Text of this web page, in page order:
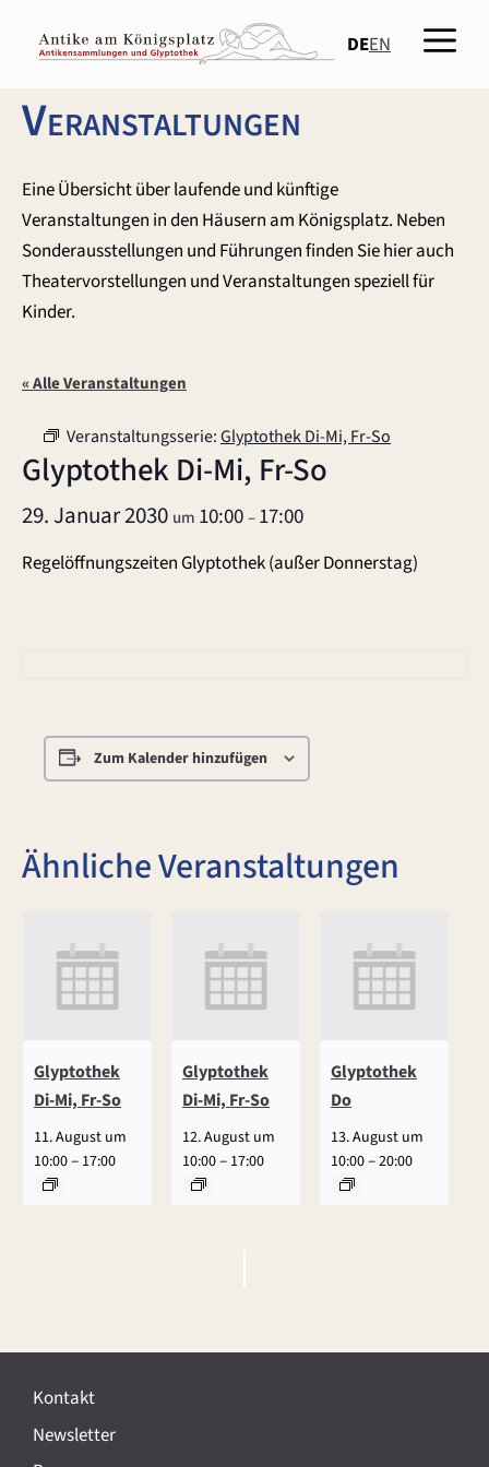
Inhalt
springen
DEEN
Veranstaltungen
Eine Übersicht über laufende und künftige
Veranstaltungen in den Häusern am Königsplatz. Neben
Sonderausstellungen und Führungen finden Sie hier auch
Theatervorstellungen und Veranstaltungen speziell für
Kinder.
« Alle Veranstaltungen
Veranstaltungsserie:Glyptothek Di-Mi, Fr-So
Glyptothek Di-Mi, Fr-So
29. Januar 2030 um 10:00–17:00
Regelöffnungszeiten Glyptothek (außer Donnerstag)
Zum Kalender hinzufügen
Ähnliche Veranstaltungen
Glyptothek
Di-Mi, Fr-So
11. August um
10:00– 17:00
Glyptothek
Di-Mi, Fr-So
12. August um
10:00– 17:00
Glyptothek
Do
13. August um
10:00–20:00
e
a
n
Kontakt
Newsletter